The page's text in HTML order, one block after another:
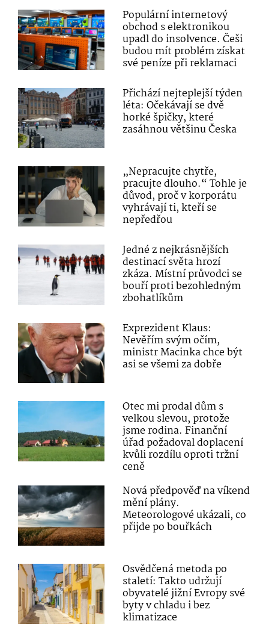
Populární internetový
obchod s elektronikou
upadl do insolvence. Češi
budou mít problém získat
své peníze při reklamaci
Přichází nejteplejší týden
léta: Očekávají se dvě
horké špičky, které
zasáhnou většinu Česka
„Nepracujte chytře,
pracujte dlouho.“ Tohle je
důvod, proč v korporátu
vyhrávají ti, kteří se
nepředřou
Jedné z nejkrásnějších
destinací světa hrozí
zkáza. Místní průvodci se
bouří proti bezohledným
zbohatlíkům
Exprezident Klaus:
Nevěřím svým očím,
ministr Macinka chce být
asi se všemi za dobře
Otec mi prodal dům s
velkou slevou, protože
jsme rodina. Finanční
úřad požadoval doplacení
kvůli rozdílu oproti tržní
ceně
Nová předpověď na víkend
mění plány.
Meteorologové ukázali, co
přijde po bouřkách
Osvědčená metoda po
staletí: Takto udržují
obyvatelé jižní Evropy své
byty v chladu i bez
klimatizace